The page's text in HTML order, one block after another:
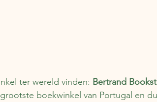
ter wereld vinden: Bertrand
boekwinkel van Portugal en